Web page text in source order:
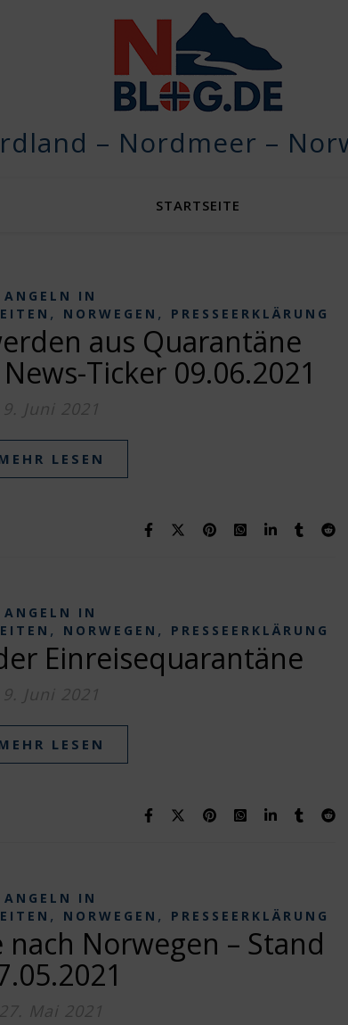
– Nordmeer –
STARTSEITE
ANGELN IN
, NORWEGEN , PRESSEERKLÄRUNG
aus Quarantäne
Ticker 09.06.2021
9. Juni 2021
LESEN
ANGELN IN
, NORWEGEN , PRESSEERKLÄRUNG
Einreisequarantäne
9. Juni 2021
LESEN
ANGELN IN
, NORWEGEN , PRESSEERKLÄRUNG
Norwegen – Stand
27. Mai 2021